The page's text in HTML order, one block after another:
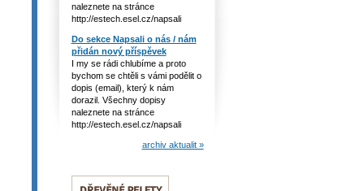
naleznete na stránce
http://estech.esel.cz/napsali
Do sekce Napsali o nás / nám
přidán nový příspěvek
I my se rádi chlubíme a proto
bychom se chtěli s vámi podělit o
dopis (email), který k nám
dorazil. Všechny dopisy
naleznete na stránce
http://estech.esel.cz/napsali
archiv aktualit »